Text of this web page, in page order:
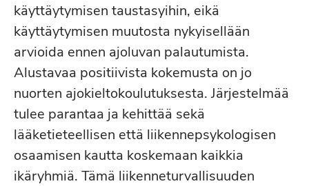
käyttäytymisen taustasyihin, eikä
käyttäytymisen muutosta nykyisellään
arvioida ennen ajoluvan palautumista.
Alustavaa positiivista kokemusta on jo
nuorten ajokieltokoulutuksesta. Järjestelmää
tulee parantaa ja kehittää sekä
lääketieteellisen että liikennepsykologisen
osaamisen kautta koskemaan kaikkia
ikäryhmiä. Tämä liikenneturvallisuuden